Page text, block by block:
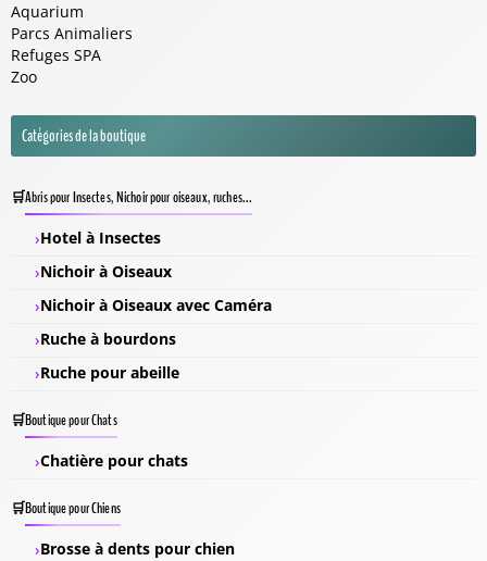
Aquarium
Parcs Animaliers
Refuges SPA
Zoo
Catégories de la boutique
Abris pour Insectes, Nichoir pour oiseaux, ruches...
Hotel à Insectes
Nichoir à Oiseaux
Nichoir à Oiseaux avec Caméra
Ruche à bourdons
Ruche pour abeille
Boutique pour Chats
Chatière pour chats
Boutique pour Chiens
Brosse à dents pour chien